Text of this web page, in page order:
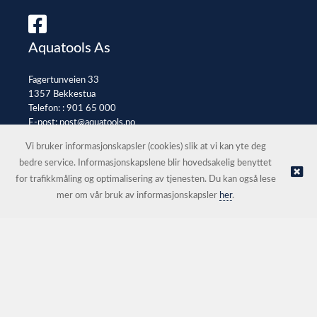
Aquatools As
Fagertunveien 33
1357 Bekkestua
Telefon: : 901 65 000
E-post:post@aquatools.no
© Aquatools As |Nettbutikk levert av Kréatif
Vi bruker informasjonskapsler (cookies) slik at vi kan yte deg
bedre service. Informasjonskapslene blir hovedsakelig benyttet
for trafikkmåling og optimalisering av tjenesten. Du kan også lese
mer om vår bruk av informasjonskapsler her.